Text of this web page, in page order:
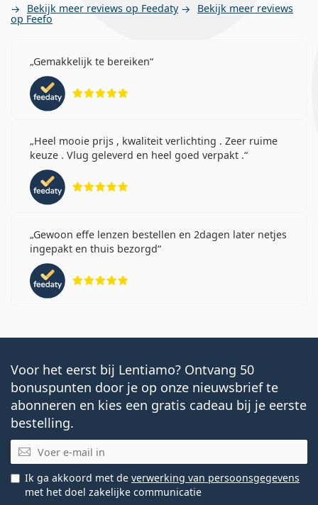
Bekijk meer reviews op Feedaty Bekijk meer reviews
op Feefo
Gemakkelijk te bereiken
Heel mooie prijs , kwaliteit verlichting . Zeer ruime
keuze . Vlug geleverd en heel goed verpakt .
Gewoon effe lenzen bestellen en 2dagen later netjes
ingepakt en thuis bezorgd
Voor het eerst bij Lentiamo? Ontvang 50
bonuspunten door je op onze nieuwsbrief te
abonneren en kies een gratis cadeau bij je eerste
bestelling.
E-mail
Ik ga akkoord met de verwerking van persoonsgegevens
met het doel zakelijke communicatie